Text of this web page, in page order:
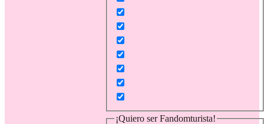
¡Quiero ser Fandomturista!